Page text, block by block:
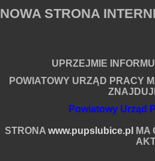
NOWA STRONA
UPRZEJMIE
POWIATOWY URZĄD PRACY
Powiatowy Urząd
STRONA www.pupslubice.pl
MA